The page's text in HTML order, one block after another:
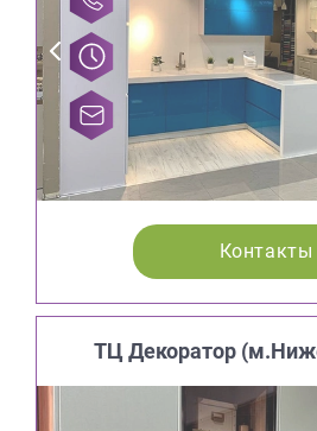
Контакты
ТЦ Декоратор